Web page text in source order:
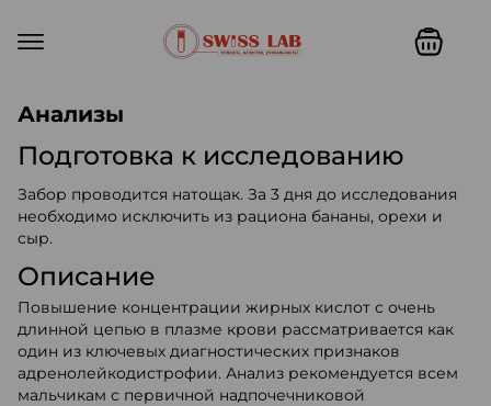
Анализы
Подготовка к исследованию
Забор проводится натощак. За 3 дня до исследования
необходимо исключить из рациона бананы, орехи и
сыр.
Описание
Повышение концентрации жирных кислот с очень
длинной цепью в плазме крови рассматривается как
один из ключевых диагностических признаков
адренолейкодистрофии. Анализ рекомендуется всем
мальчикам с первичной надпочечниковой